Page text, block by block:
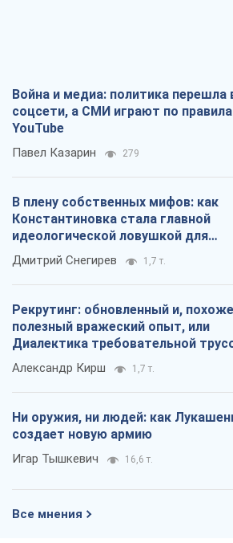
Война и медиа: политика перешла
соцсети, а СМИ играют по
YouTube
Павел Казарин 279
В плену собственных мифов: как
Константиновка стала главной
идеологической ловушкой для
российских оккупантов
Дмитрий Снегирев 1,7 т.
Рекрутинг: обновленный и,
полезный вражеский опыт, или
Диалектика требовательной
Александр Кирш 1,7 т.
Ни оружия, ни людей: как
создает новую армию
Игар Тышкевич 16,6 т.
Все мнения